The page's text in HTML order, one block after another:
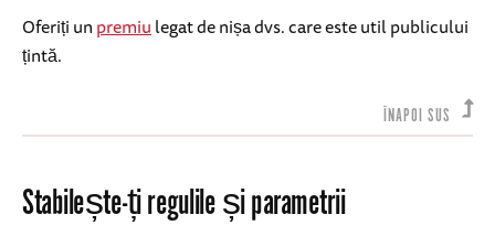
Oferiți unpremiulegat de nișa dvs. care este util publicului
țintă.
ÎNAPOI SUS
Stabilește-ți regulile și parametrii